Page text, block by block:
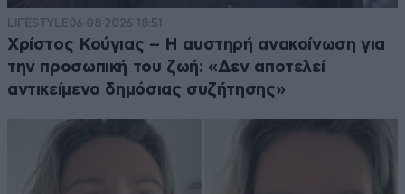
LIFESTYLE06·08·2026 18:51
Χρίστος Κούγιας – Η αυστηρή ανακοίνωση για
την προσωπική του ζωή: «Δεν αποτελεί
αντικείμενο δημόσιας συζήτησης»